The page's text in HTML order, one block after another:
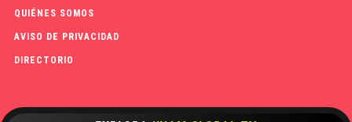
QUIÉNES SOMOS
AVISO DE PRIVACIDAD
DIRECTORIO